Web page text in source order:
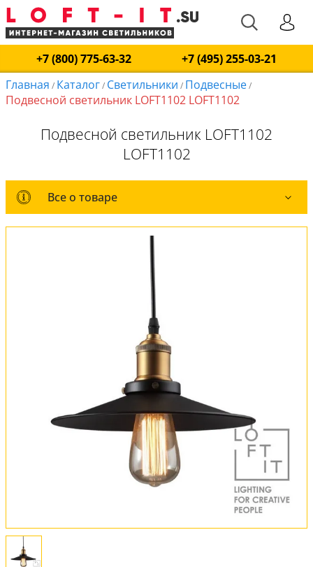
+7 (800) 775-63-32
+7 (495) 255-03-21
Главная / Каталог/ Светильники / Подвесные/
Подвесной светильник LOFT1102 LOFT1102
Подвесной светильник LOFT1102
LOFT1102
Все о товаре
Все о товаре
Комплект лампочек
Оплата и доставка
FAQ